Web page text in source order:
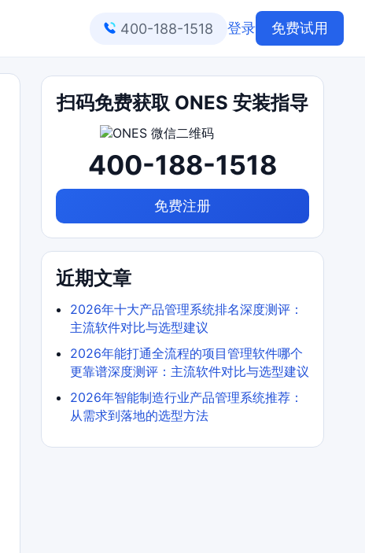
400-188-1518 登录 免费试用
扫码免费获取 ONES 安装指导
400-188-1518
免费注册
近期文章
2026年十大产品管理系统排名深度测评：
主流软件对比与选型建议
2026年能打通全流程的项目管理软件哪个
更靠谱深度测评：主流软件对比与选型建议
2026年智能制造行业产品管理系统推荐：
从需求到落地的选型方法